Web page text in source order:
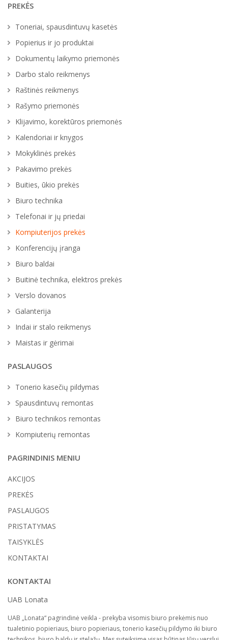
PREKĖS
Toneriai, spausdintuvų kasetės
Popierius ir jo produktai
Dokumentų laikymo priemonės
Darbo stalo reikmenys
Raštinės reikmenys
Rašymo priemonės
Klijavimo, korektūros priemonės
Kalendoriai ir knygos
Mokyklinės prekės
Pakavimo prekės
Buities, ūkio prekės
Biuro technika
Telefonai ir jų priedai
Kompiuterijos prekės
Konferencijų įranga
Biuro baldai
Buitinė technika, elektros prekės
Verslo dovanos
Galanterija
Indai ir stalo reikmenys
Maistas ir gėrimai
PASLAUGOS
Tonerio kasečių pildymas
Spausdintuvų remontas
Biuro technikos remontas
Kompiuterių remontas
PAGRINDINIS MENIU
AKCIJOS
PREKĖS
PASLAUGOS
PRISTATYMAS
TAISYKLĖS
KONTAKTAI
KONTAKTAI
UAB Lonata
UAB „Lonata“ pagrindinė veikla - prekyba visomis biuro prekėmis nuo
tualetinio popieriaus, biuro popieriaus, tonerio kasečių pildymo iki biuro